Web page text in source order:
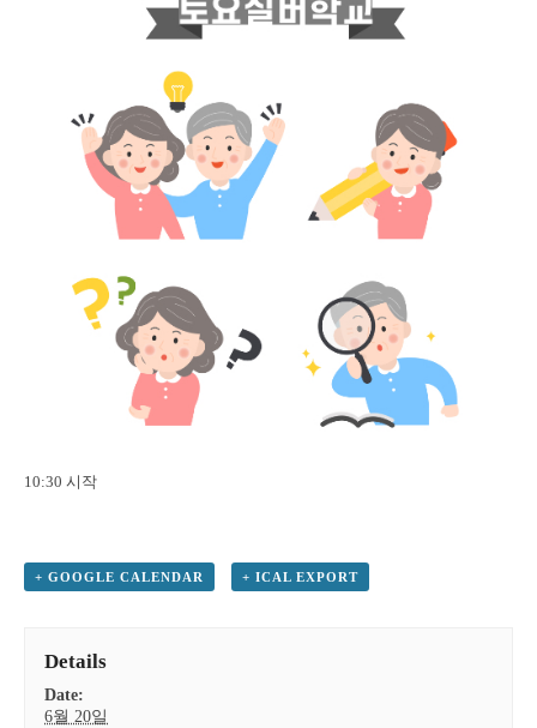
10:30 시작
+ GOOGLE CALENDAR + ICAL EXPORT
Details
Date:
6월 20일